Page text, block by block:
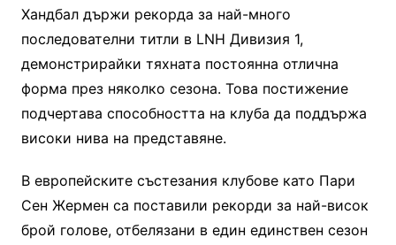
Хандбал държи рекорда за най-много
последователни титли в LNH Дивизия 1,
демонстрирайки тяхната постоянна отлична
форма през няколко сезона. Това постижение
подчертава способността на клуба да поддържа
високи нива на представяне.
В европейските състезания клубове като Пари
Сен Жермен са поставили рекорди за най-висок
брой голове, отбелязани в един единствен сезон